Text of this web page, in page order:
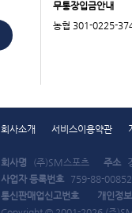
무통장입금안내
농협 301-0225-
회사소개
서비스이용약관
회사명 (주)SM스포츠 주소
사업자 등록번호
759-88-00852
통신판매업신고번호
개인정